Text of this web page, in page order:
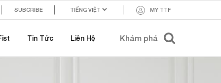
MY TTF
SUBCRIBE
Tin Tức Liên Hệ